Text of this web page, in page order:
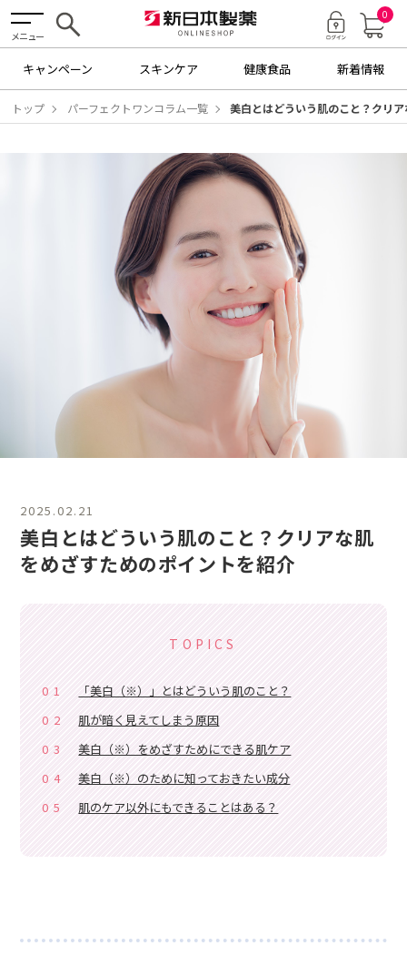
メニュー
0
キャンペーン スキンケア 健康食品 新着情報
トップ パーフェクトワンコラム一覧 美白とはどういう肌のこと？クリ
2025.02.21
美白とはどういう肌のこと？クリアな肌
をめざすためのポイントを紹介
TOPICS
01
「美白（※）」とはどういう肌のこと？
02
肌が暗く見えてしまう原因
03
美白（※）をめざすためにできる肌ケア
04
美白（※）のために知っておきたい成分
05
肌のケア以外にもできることはある？